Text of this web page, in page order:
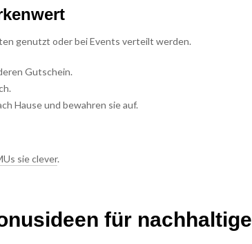
genutzt oder bei Events verteilt werden.
Gutschein.
Hause und bewahren sie auf.
sie clever.
für nachhaltige